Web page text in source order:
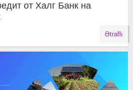
от Халг Банк на
Ətraflı